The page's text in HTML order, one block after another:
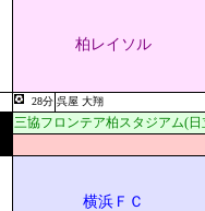
柏レイソル
28分 呉屋 大翔
三協フロンテア柏スタジアム(
横浜ＦＣ